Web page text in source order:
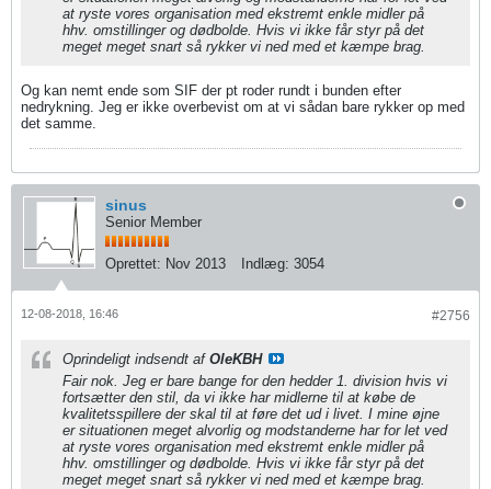
at ryste vores organisation med ekstremt enkle midler på
hhv. omstillinger og dødbolde. Hvis vi ikke får styr på det
meget meget snart så rykker vi ned med et kæmpe brag.
Og kan nemt ende som SIF der pt roder rundt i bunden efter
nedrykning. Jeg er ikke overbevist om at vi sådan bare rykker op med
det samme.
sinus
Senior Member
Oprettet: Nov 2013 Indlæg: 3054
#2756
12-08-2018, 16:46
Oprindeligt indsendt af OleKBH
Fair nok. Jeg er bare bange for den hedder 1. division hvis vi
fortsætter den stil, da vi ikke har midlerne til at købe de
kvalitetsspillere der skal til at føre det ud i livet. I mine øjne
er situationen meget alvorlig og modstanderne har for let ved
at ryste vores organisation med ekstremt enkle midler på
hhv. omstillinger og dødbolde. Hvis vi ikke får styr på det
meget meget snart så rykker vi ned med et kæmpe brag.